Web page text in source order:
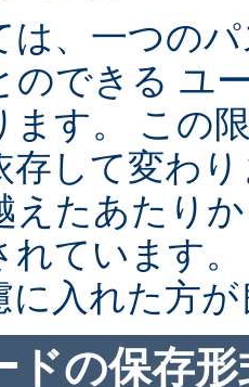
は、一つの
のできる ユ
ます。 この
存して変わ
えたあたり
れています
に入れた方
ドの保存